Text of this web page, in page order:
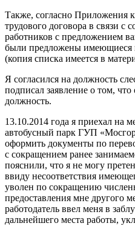
Также, согласно Приложения
трудового договора в связи с
работников с предложением
были предложены имеющиеся
(копия списка имеется в
Я согласился на должность
подписал заявление о том,
должность.
13.10.2014 года я приехал на
автобусный парк ГУП
оформить документы по
с сокращением ранее
пояснили, что я не могу
ввиду несоответствия
уволен по сокращению
предоставления мне другого
работодатель ввел меня в
дальнейшего места работы,